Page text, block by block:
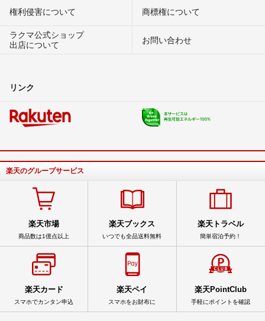
権利侵害について
商標権について
ラクマ公式ショップ
出店について
お問い合わせ
リンク
楽天のグループサービス
楽天市場
商品数は1億点以上
楽天ブックス
いつでも全品送料無料
楽天トラベル
簡単宿泊予約！
楽天カード
スマホでカンタン申込
楽天ペイ
スマホをお財布に
楽天PointClub
手軽にポイントを確認